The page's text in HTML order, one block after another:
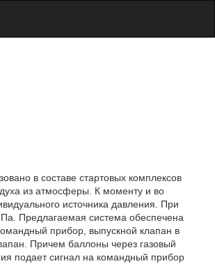
в составе стартовых комплексов
из атмосферы. К моменту и во
источника давления. При
Предлагаемая система обеспечена
прибор, выпускной клапан в
Причем баллоны через газовый
подает сигнал на командный прибор